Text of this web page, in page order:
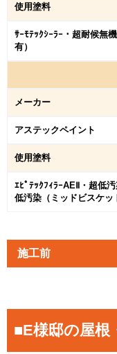
使用塗料
ｻｰﾓﾃｯｸｼｰﾗｰ・超耐候無
有）
メーカー
アステックペイント
使用塗料
ｴﾋﾟﾃｯｸﾌｨﾗｰAEⅡ・超低
低汚染（ミッドビスケッ
施工前
■E様邸の屋根